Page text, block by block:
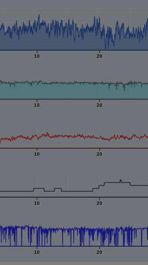
10 20
10 20
10 20
10 20
10 20